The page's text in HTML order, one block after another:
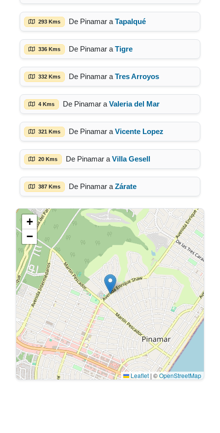
293 Kms De Pinamar a Tapalqué
336 Kms De Pinamar a Tigre
332 Kms De Pinamar a Tres Arroyos
4 Kms De Pinamar a Valeria del Mar
321 Kms De Pinamar a Vicente Lopez
20 Kms De Pinamar a Villa Gesell
387 Kms De Pinamar a Zárate
+
−
Leaflet | ©OpenStreetMap